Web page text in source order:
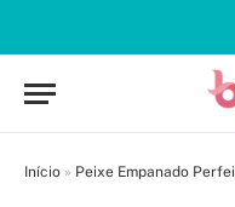
Início » Peixe Empanado